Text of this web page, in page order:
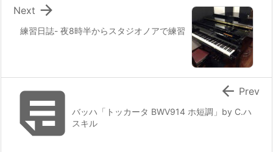
練習日誌- 夜8時半からスタジオノアで練習

Next
バッハ「トッカータ BWV914 ホ短調」by C.ハ
スキル
 Prev